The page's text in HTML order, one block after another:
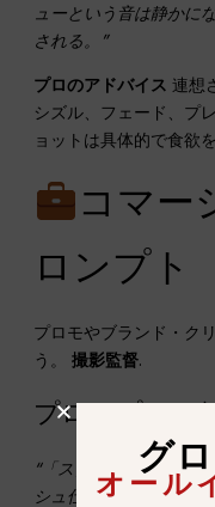
ューという音は静かに
される。”
プロのアドバイス 連想
シズル、フェード、プ
ョットは具体的で食欲
コマー
ロンプト
プロモやブランド・ク
う。撮影監督.
プロンプトの
“「スタジオ照明の下
シュ仕上げのスチール
グ
オール